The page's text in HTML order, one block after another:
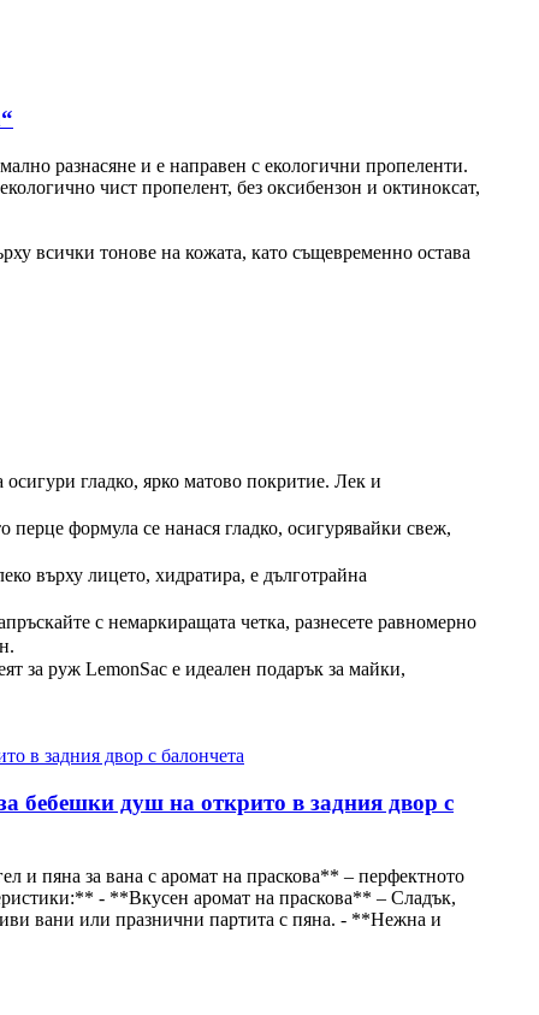
разнасяне и е направен с екологични пропеленти.
чист пропелент, без оксибензон и октиноксат,
всички тонове на кожата, като същевременно остава
гладко, ярко матово покритие. Лек и
формула се нанася гладко, осигурявайки свеж,
върху лицето, хидратира, е дълготрайна
с немаркиращата четка, разнесете равномерно
за руж LemonSac е идеален подарък за майки,
бебешки душ на открито в задния двор с
и пяна за вана с аромат на праскова** – перфектното
- **Вкусен аромат на праскова** – Сладък,
вани или празнични партита с пяна. - **Нежна и